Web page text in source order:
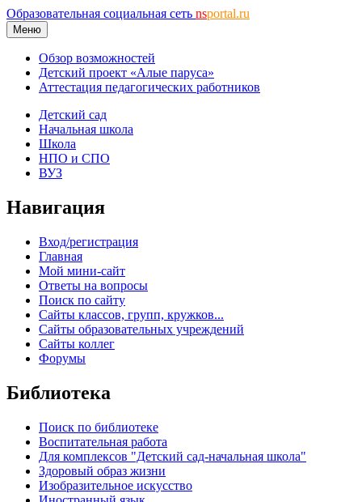
Образовательная социальная сеть nsportal.ru
Меню
Обзор возможностей
Детский проект «Алые паруса»
Аттестация педагогических работников
Детский сад
Начальная школа
Школа
НПО и СПО
ВУЗ
Навигация
Вход/регистрация
Главная
Мой мини-сайт
Ответы на вопросы
Поиск по сайту
Сайты классов, групп, кружков...
Сайты образовательных учреждений
Сайты коллег
Форумы
Библиотека
Поиск по библиотеке
Воспитательная работа
Для комплексов "Детский сад-начальная школа"
Здоровый образ жизни
Изобразительное искусство